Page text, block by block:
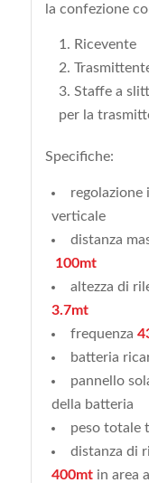
la confezione
Ricevente
Staffe a
per la
Specifiche:
regolazione
verticale
distanza
100mt
altezza di
3.7mt
frequenza
batteria
pannello
della batteria
peso totale
distanza di
400mtin area